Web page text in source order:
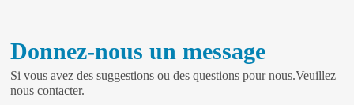
Donnez-nous un message
Si vous avez des suggestions ou des questions pour nous.Veuillez
nous contacter.